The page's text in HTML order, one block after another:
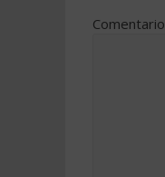
Comentario